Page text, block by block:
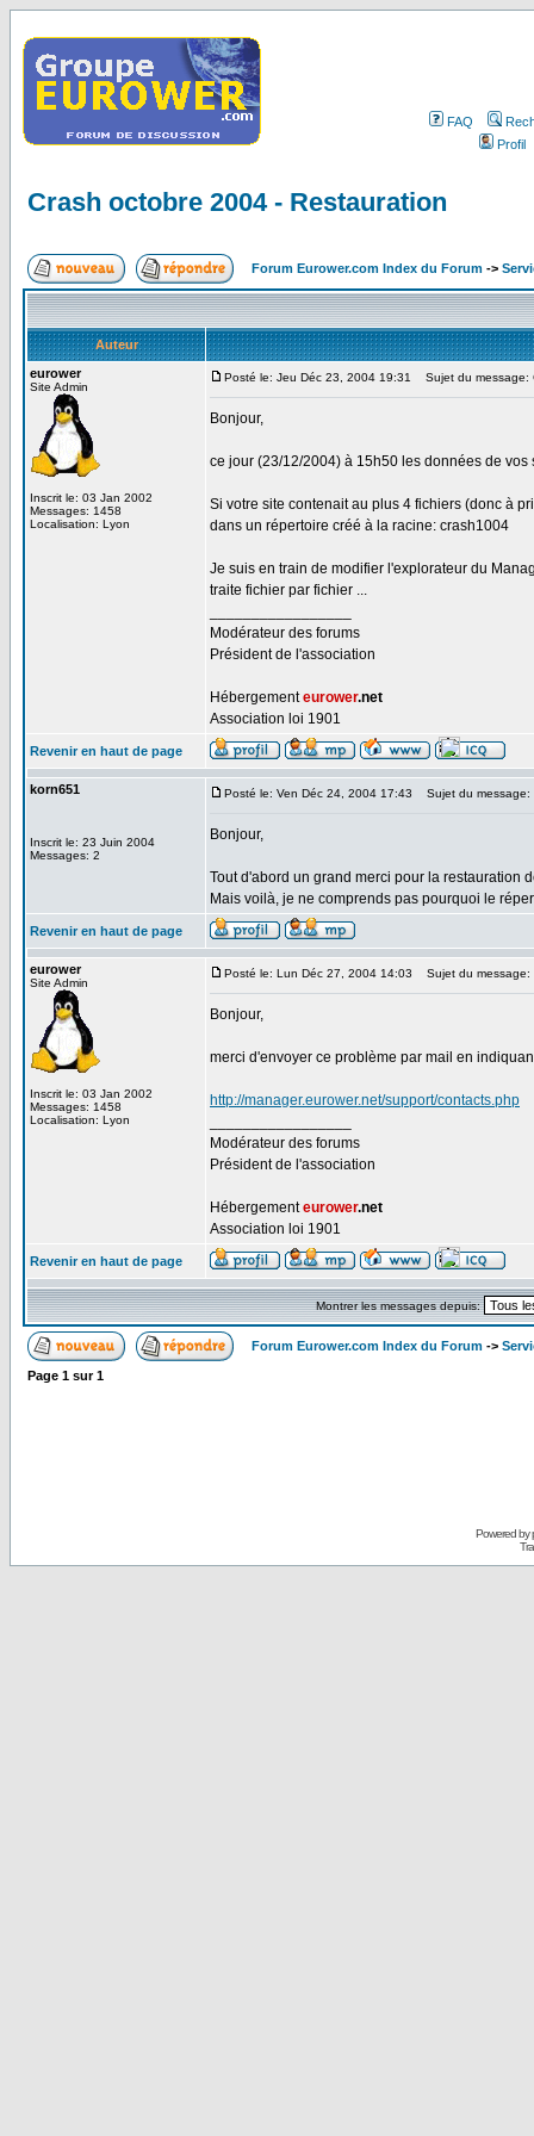
FAQ
Profil
Crash octobre 2004 - Restauration
Forum Eurower.com Index du Forum ->
Auteur
eurower
Site Admin
Inscrit le: 03 Jan 2002
Messages: 1458
Localisation: Lyon
Posté le: Jeu Déc 23, 2004 19:31 Sujet du message:
Bonjour,
ce jour (23/12/2004) à 15h50 les données de vos
Si votre site contenait au plus 4 fichiers (donc à
dans un répertoire créé à la racine: crash1004
Je suis en train de modifier l'explorateur du
traite fichier par fichier ...
Modérateur des forums
Président de l'association
Hébergementeurower.net
Association loi 1901
Revenir en haut de page
korn651
Inscrit le: 23 Juin 2004
Messages: 2
Posté le: Ven Déc 24, 2004 17:43 Sujet du message:
Bonjour,
Tout d'abord un grand merci pour la restauration
Mais voilà, je ne comprends pas pourquoi le
Revenir en haut de page
eurower
Site Admin
Inscrit le: 03 Jan 2002
Messages: 1458
Localisation: Lyon
Posté le: Lun Déc 27, 2004 14:03 Sujet du message:
Bonjour,
merci d'envoyer ce problème par mail en
http://manager.eurower.net/support/contacts.php
Modérateur des forums
Président de l'association
Hébergementeurower.net
Association loi 1901
Revenir en haut de page
Montrer les messages depuis:
Forum Eurower.com Index du Forum ->
Page 1 sur1
Powered by